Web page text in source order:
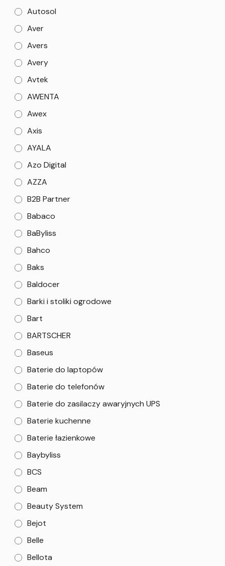
Autosol
Aver
Avers
Avery
Avtek
AWENTA
Awex
Axis
AYALA
Azo Digital
AZZA
B2B Partner
Babaco
BaByliss
Bahco
Baks
Baldocer
Barki i stoliki ogrodowe
Bart
BARTSCHER
Baseus
Baterie do laptopów
Baterie do telefonów
Baterie do zasilaczy awaryjnych UPS
Baterie kuchenne
Baterie łazienkowe
Baybyliss
BCS
Beam
Beauty System
Bejot
Belle
Bellota